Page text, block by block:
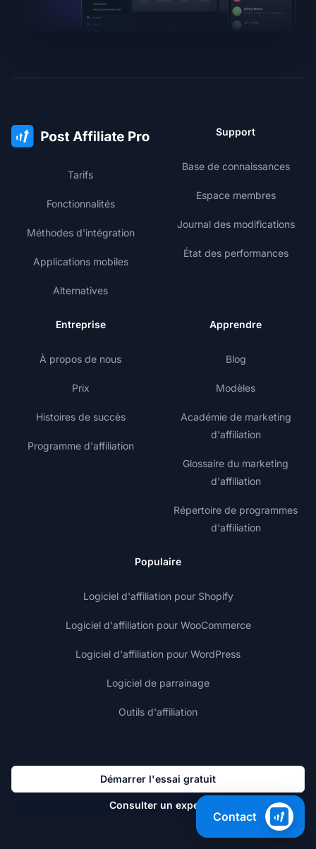
Tarifs
Fonctionnalités
Méthodes d'intégration
Applications mobiles
Alternatives
Support
Base de connaissances
Espace membres
Journal des modifications
État des performances
Entreprise
À propos de nous
Prix
Histoires de succès
Programme d'affiliation
Apprendre
Blog
Modèles
Académie de marketing
d'affiliation
Glossaire du marketing
d'affiliation
Répertoire de programmes
d'affiliation
Populaire
Logiciel d'affiliation pour Shopify
Logiciel d'affiliation pour WooCommerce
Logiciel d'affiliation pour WordPress
Logiciel de parrainage
Outils d'affiliation
Démarrer l'essai gratuit
Consulter un expert
Contact